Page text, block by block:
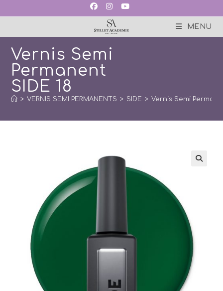
MENU
Vernis Semi
Permanent
SIDE 18
> VERNIS SEMI PERMANENTS > SIDE > Vernis Semi